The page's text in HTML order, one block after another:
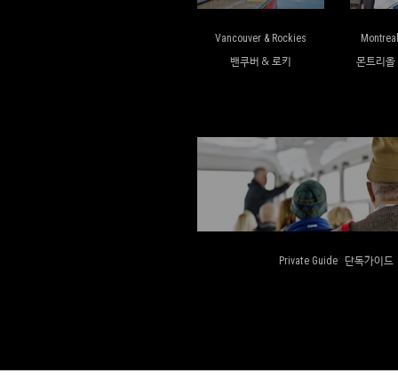
Vancouver & Rockies
밴쿠버 & 로키 몬트리
Private Guide 단독가이드